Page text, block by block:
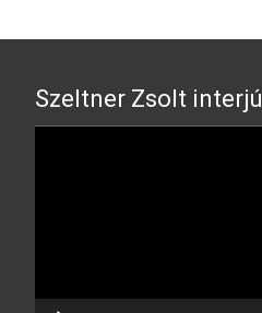
Szeltner Zsolt interjú